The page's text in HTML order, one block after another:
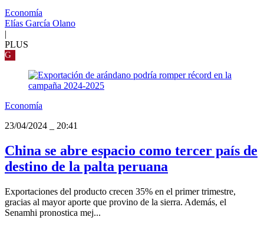
Economía
Elías García Olano
|
PLUS
G
Economía
23/04/2024
20:41
China se abre espacio como tercer país de
destino de la palta peruana
Exportaciones del producto crecen 35% en el primer trimestre,
gracias al mayor aporte que provino de la sierra. Además, el
Senamhi pronostica mej...